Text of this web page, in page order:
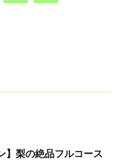
】梨の絶品フルコース